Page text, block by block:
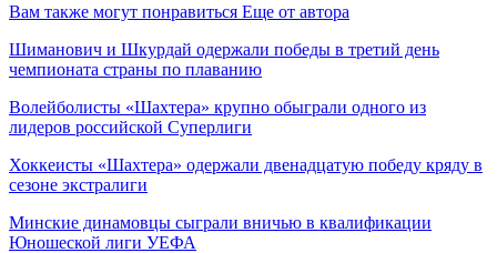
Вам также могут понравиться Еще от автора
Шиманович и Шкурдай одержали победы в третий день
чемпионата страны по плаванию
Волейболисты «Шахтера» крупно обыграли одного из
лидеров российской Суперлиги
Хоккеисты «Шахтера» одержали двенадцатую победу кряду в
сезоне экстралиги
Минские динамовцы сыграли вничью в квалификации
Юношеской лиги УЕФА